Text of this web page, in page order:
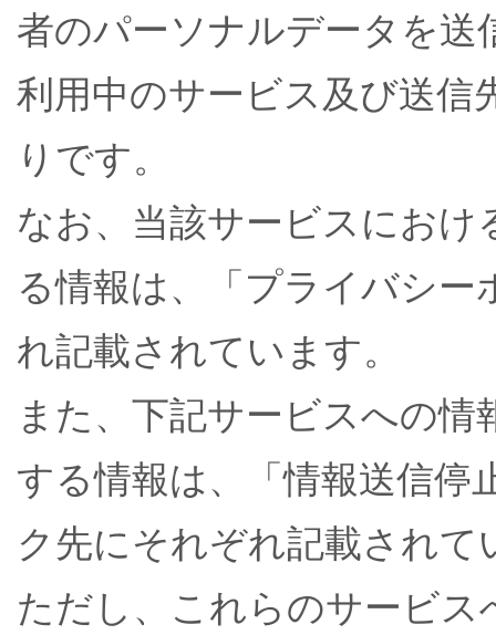
者のパーソナルデータを送
利用中のサービス及び送信
りです。
なお、当該サービスにお
る情報は、「プライバシ
れ記載されています。
また、下記サービスへの
する情報は、「情報送信停
ク先にそれぞれ記載されて
ただし、これらのサービ